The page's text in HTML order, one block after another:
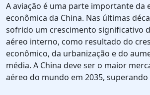
A aviação é uma parte importante da
econômica da China. Nas últimas
sofrido um crescimento significativo
aéreo interno, como resultado do
econômico, da urbanização e do
média. A China deve ser o maior
aéreo do mundo em 2035, superando